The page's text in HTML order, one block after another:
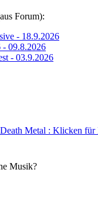
Forum):
- 18.9.2026
- 09.8.2026
- 03.9.2026
Musik?